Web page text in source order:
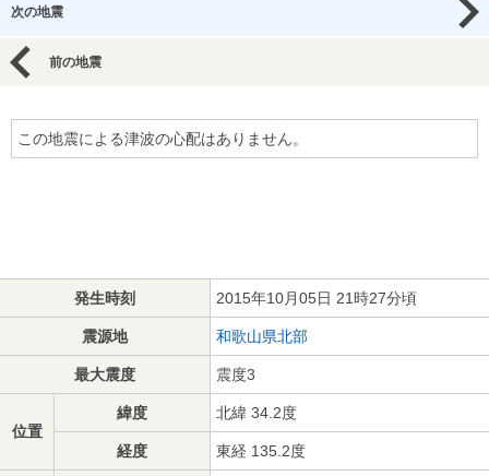
次の地震
前の地震
この地震による津波の心配はありません。
発生時刻 2015年10月05日 21時27分頃
震源地 和歌山県北部
最大震度 震度3
位置
緯度 北緯 34.2度
経度 東経 135.2度